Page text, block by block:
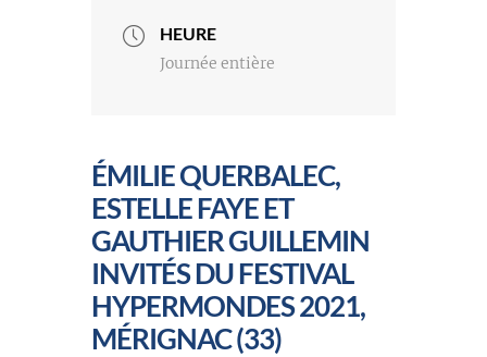
HEURE
Journée entière
ÉMILIE QUERBALEC,
ESTELLE FAYE ET
GAUTHIER GUILLEMIN
INVITÉS DU FESTIVAL
HYPERMONDES 2021,
MÉRIGNAC (33)